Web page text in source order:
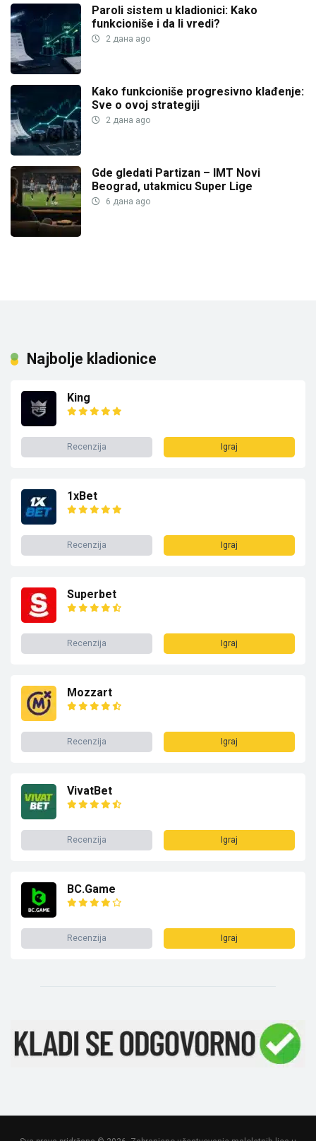
Paroli sistem u kladionici: Kako
funkcioniše i da li vredi?
2 дана ago
Kako funkcioniše progresivno klađenje:
Sve o ovoj strategiji
2 дана ago
Gde gledati Partizan – IMT Novi
Beograd, utakmicu Super Lige
6 дана ago
Najbolje kladionice
King
Recenzija Igraj
1xBet
Recenzija Igraj
Superbet
Recenzija Igraj
Mozzart
Recenzija Igraj
VivatBet
Recenzija Igraj
BC.Game
Recenzija Igraj